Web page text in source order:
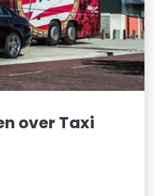
over Taxi